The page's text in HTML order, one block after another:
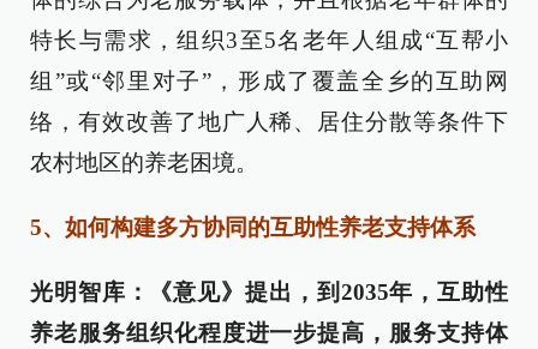
特长与需求，组织3至5名老年人组成“互帮小
组”或“邻里对子”，形成了覆盖全乡的互助网
络，有效改善了地广人稀、居住分散等条件下
农村地区的养老困境。
5、如何构建多方协同的互助性养老支持体系
光明智库：《意见》提出，到2035年，互助性
养老服务组织化程度进一步提高，服务支持体